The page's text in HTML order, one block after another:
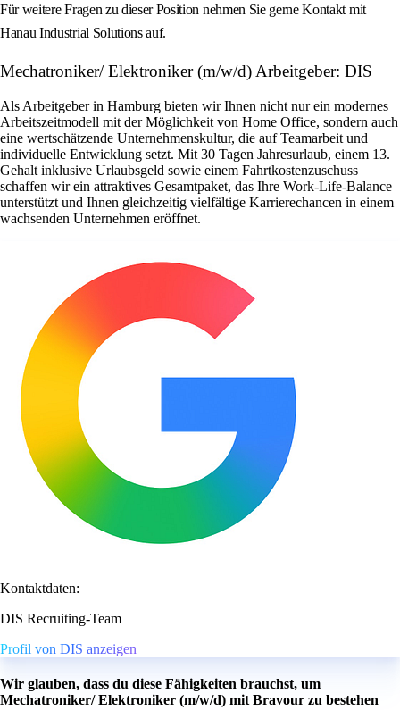
Für weitere Fragen zu dieser Position nehmen Sie gerne Kontakt mit
Hanau Industrial Solutions auf.
Mechatroniker/ Elektroniker (m/w/d) Arbeitgeber: DIS
Als Arbeitgeber in Hamburg bieten wir Ihnen nicht nur ein modernes
Arbeitszeitmodell mit der Möglichkeit von Home Office, sondern auch
eine wertschätzende Unternehmenskultur, die auf Teamarbeit und
individuelle Entwicklung setzt. Mit 30 Tagen Jahresurlaub, einem 13.
Gehalt inklusive Urlaubsgeld sowie einem Fahrtkostenzuschuss
schaffen wir ein attraktives Gesamtpaket, das Ihre Work-Life-Balance
unterstützt und Ihnen gleichzeitig vielfältige Karrierechancen in einem
wachsenden Unternehmen eröffnet.
Kontaktdaten:
DIS Recruiting-Team
Profil von DIS anzeigen
Wir glauben, dass du diese Fähigkeiten brauchst, um
Mechatroniker/ Elektroniker (m/w/d) mit Bravour zu bestehen